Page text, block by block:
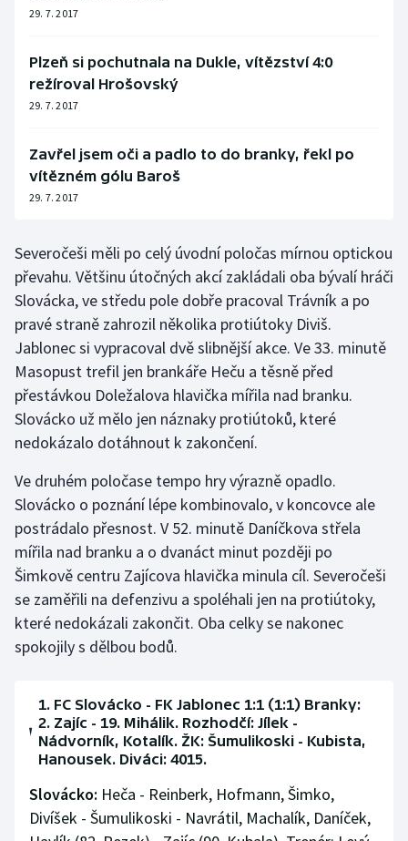
Motorsport
Olympijské hry
Plážový volejbal
Rychlobruslení
Rychlostní kanoistika
Short track
Sportovní střelba
Stolní tenis
Triatlon
Veslování
Vodní slalom
Volejbal
29. 7. 2017
Plzeň si pochutnala na Dukle, vítězství 4:0
režíroval Hrošovský
29. 7. 2017
Zavřel jsem oči a padlo to do branky, řekl po
vítězném gólu Baroš
29. 7. 2017
Severočeši měli po celý úvodní poločas mírnou optickou
převahu. Většinu útočných akcí zakládali oba bývalí hráči
Slovácka, ve středu pole dobře pracoval Trávník a po
pravé straně zahrozil několika protiútoky Diviš.
Jablonec si vypracoval dvě slibnější akce. Ve 33. minutě
Masopust trefil jen brankáře Heču a těsně před
přestávkou Doležalova hlavička mířila nad branku.
Slovácko už mělo jen náznaky protiútoků, které
nedokázalo dotáhnout k zakončení.
Ve druhém poločase tempo hry výrazně opadlo.
Slovácko o poznání lépe kombinovalo, v koncovce ale
postrádalo přesnost. V 52. minutě Daníčkova střela
mířila nad branku a o dvanáct minut později po
Šimkově centru Zajícova hlavička minula cíl. Severočeši
se zaměřili na defenzivu a spoléhali jen na protiútoky,
které nedokázali zakončit. Oba celky se nakonec
spokojily s dělbou bodů.
1. FC Slovácko - FK Jablonec 1:1 (1:1) Branky:
2. Zajíc - 19. Mihálik. Rozhodčí: Jílek -
Nádvorník, Kotalík. ŽK: Šumulikoski - Kubista,
Hanousek. Diváci: 4015.
Slovácko: Heča - Reinberk, Hofmann, Šimko,
Divíšek - Šumulikoski - Navrátil, Machalík, Daníček,